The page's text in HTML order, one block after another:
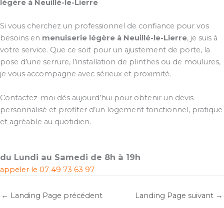
légère à Neuillé-le-Lierre
Si vous cherchez un professionnel de confiance pour vos
besoins en menuiserie légère à Neuillé-le-Lierre, je suis à
votre service. Que ce soit pour un ajustement de porte, la
pose d’une serrure, l’installation de plinthes ou de moulures,
je vous accompagne avec sérieux et proximité.
Contactez-moi dès aujourd’hui pour obtenir un devis
personnalisé et profiter d’un logement fonctionnel, pratique
et agréable au quotidien.
du Lundi au Samedi de 8h à 19h
appeler le 07 49 73 63 97
← Landing Page précédent Landing Page suivant →